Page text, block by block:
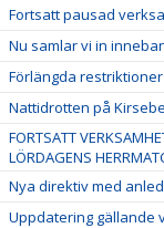
Fortsatt pausad
Nu samlar vi in
Förlängda
Nattidrotten på
FORTSATT
LÖRDAGENS
Nya direktiv med
Uppdatering gällande